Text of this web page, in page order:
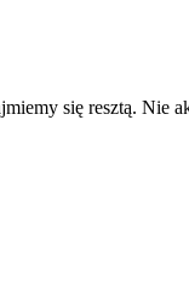
się resztą. Nie